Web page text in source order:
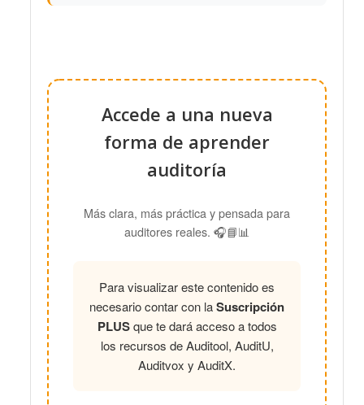
Accede a una nueva
forma de aprender
auditoría
Más clara, más práctica y pensada para
auditores reales. 🎧📘📊
Para visualizar este contenido es
necesario contar con laSuscripción
PLUSque te dará acceso a todos
los recursos de Auditool, AuditU,
Auditvox y AuditX.